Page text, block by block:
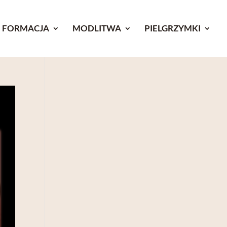
FORMACJA MODLITWA PIELGRZYMKI